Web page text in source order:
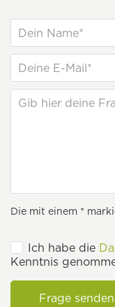
Die mit einem *
Ich habe die
Kenntnis
Frage senden